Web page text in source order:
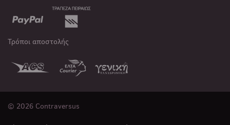
Τρόποι αποστολής
© 2026 Contraversus